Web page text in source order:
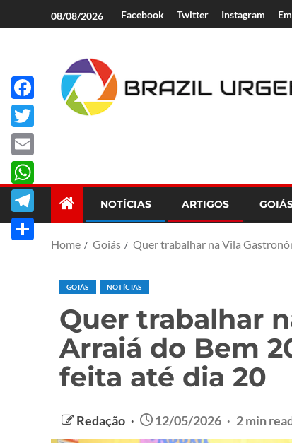
08/08/2026 Facebook Twitter Instagram
NOTÍCIAS ARTIGOS
Home Goiás Quer trabalhar na Vila
GOIÁS NOTÍCIAS
Quer trabalhar
Arraiá do Bem
feita até dia 20
Redação 12/05/2026 2 min
Facebook
Twitter
Email
WhatsApp
Telegram